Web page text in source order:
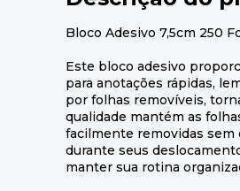
Bloco Adesivo 7,5cm 250
Este bloco adesivo
para anotações rápidas,
por folhas removíveis,
qualidade mantém as
facilmente removidas sem
durante seus
manter sua rotina